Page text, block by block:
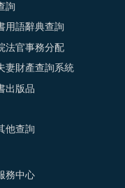
詢
用語辭典查詢
法官事務分配
妻財產查詢系統
出版品
他查詢
務中心